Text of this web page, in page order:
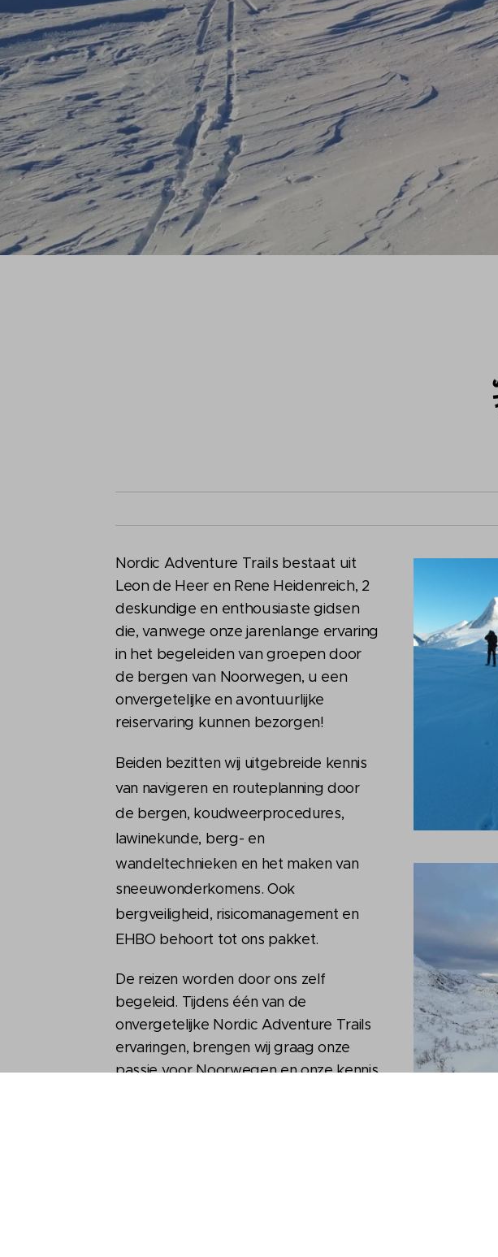
Nordic Adventure Trails bestaat uit
Leon de Heer en Rene Heidenreich, 2
deskundige en enthousiaste gidsen
die, vanwege onze jarenlange ervaring
in het begeleiden van groepen door
de bergen van Noorwegen, u een
onvergetelijke en avontuurlijke
reiservaring kunnen bezorgen!
Beiden bezitten wij uitgebreide kennis
van navigeren en routeplanning door
de bergen, koudweerprocedures,
lawinekunde, berg- en
wandeltechnieken en het maken van
sneeuwonderkomens. Ook
bergveiligheid, risicomanagement en
EHBO behoort tot ons pakket.
De reizen worden door ons zelf
begeleid. Tijdens één van de
onvergetelijke Nordic Adventure Trails
ervaringen, brengen wij graag onze
passie voor Noorwegen en onze kennis